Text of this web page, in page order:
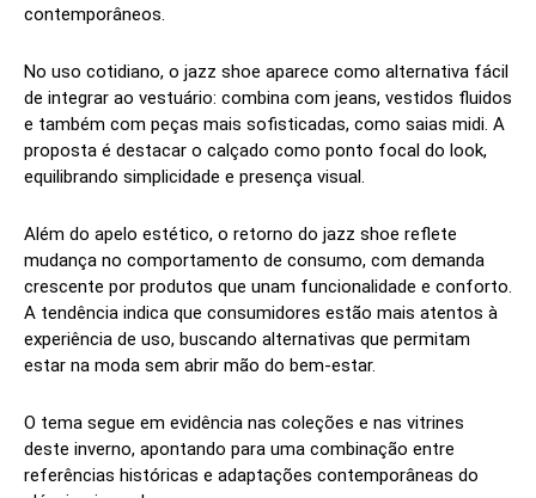
contemporâneos.
No uso cotidiano, o jazz shoe aparece como alternativa fácil
de integrar ao vestuário: combina com jeans, vestidos fluidos
e também com peças mais sofisticadas, como saias midi. A
proposta é destacar o calçado como ponto focal do look,
equilibrando simplicidade e presença visual.
Além do apelo estético, o retorno do jazz shoe reflete
mudança no comportamento de consumo, com demanda
crescente por produtos que unam funcionalidade e conforto.
A tendência indica que consumidores estão mais atentos à
experiência de uso, buscando alternativas que permitam
estar na moda sem abrir mão do bem-estar.
O tema segue em evidência nas coleções e nas vitrines
deste inverno, apontando para uma combinação entre
referências históricas e adaptações contemporâneas do